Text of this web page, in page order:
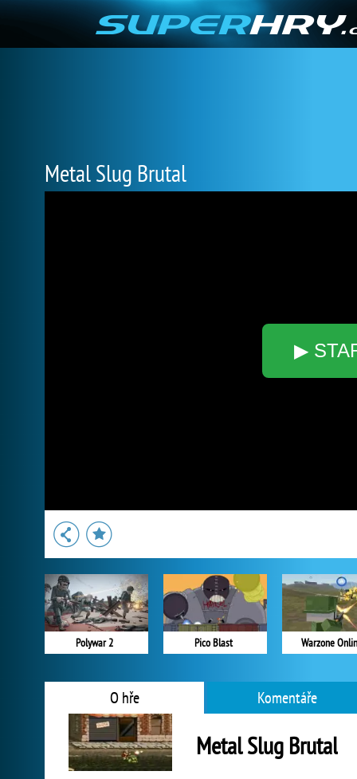
Metal Slug Brutal
▶
Polywar 2 Pico Blast Warzone
O hře Komentáře
Metal Slug Brutal